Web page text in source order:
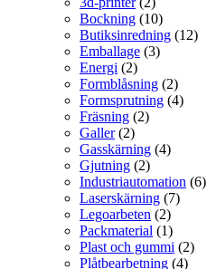
Bockning (10)
Butiksinredning (12)
Emballage (3)
Energi (2)
Formblåsning (2)
Formsprutning (4)
Fräsning (2)
Galler(2)
Gasskärning (4)
Gjutning (2)
Industriautomation (6)
Laserskärning (7)
Legoarbeten (2)
Packmaterial (1)
Plast och gummi (2)
Plåtbearbetning (4)